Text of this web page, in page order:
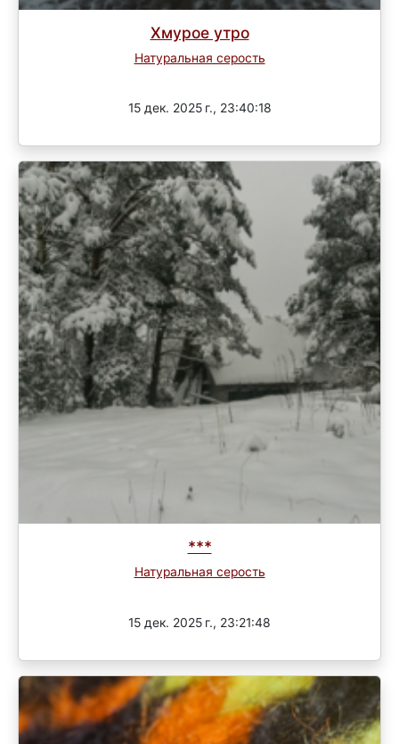
Хмурое утро
Натуральная серость
15 дек. 2025 г., 23:40:18
***
Натуральная серость
15 дек. 2025 г., 23:21:48